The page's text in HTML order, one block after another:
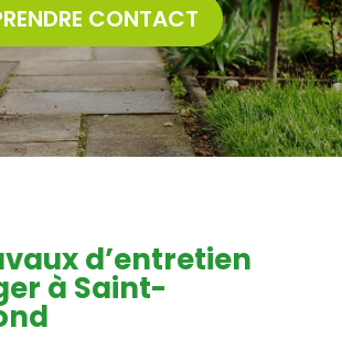
CONTACT
d’entretien
à Saint-